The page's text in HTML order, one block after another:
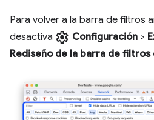
Para volver a la barra de filtros
desactiva settings Configuración >
Rediseño de la barra de filtros